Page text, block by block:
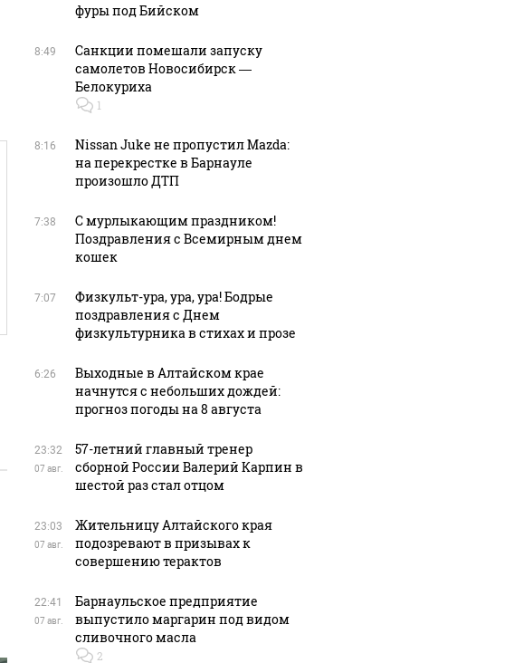
фуры под Бийском
8:49
Санкции помешали запуску
самолетов Новосибирск —
Белокуриха
1
8:16
Nissan Juke не пропустил Mazda:
на перекрестке в Барнауле
произошло ДТП
7:38
С мурлыкающим праздником!
Поздравления с Всемирным днем
кошек
7:07
Физкульт-ура, ура, ура! Бодрые
поздравления с Днем
физкультурника в стихах и прозе
6:26
Выходные в Алтайском крае
начнутся с небольших дождей:
прогноз погоды на 8 августа
23:32
07 авг.
57-летний главный тренер
сборной России Валерий Карпин в
шестой раз стал отцом
23:03
07 авг.
Жительницу Алтайского края
подозревают в призывах к
совершению терактов
22:41
07 авг.
Барнаульское предприятие
выпустило маргарин под видом
сливочного масла
2